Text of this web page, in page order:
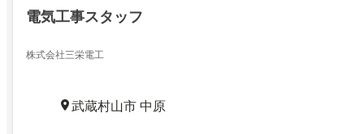
電気工事スタッフ
株式会社三栄電工
武蔵村山市 中原